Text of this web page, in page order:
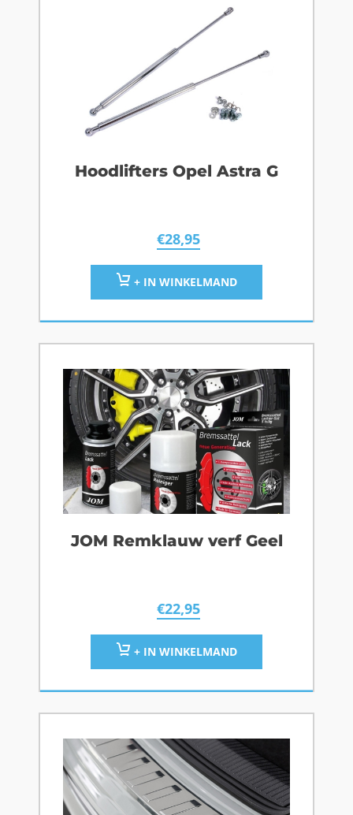
Hoodlifters Opel Astra G
€28,95
+ IN WINKELMAND
JOM Remklauw verf Geel
€22,95
+ IN WINKELMAND